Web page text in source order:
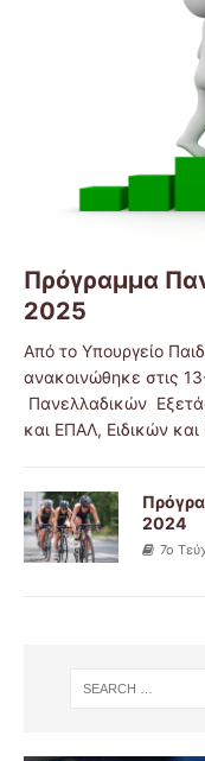
Πρόγραμμα
2025
Από το Υπουργείο
ανακοινώθηκε στις
Πανελλαδικών
και ΕΠΑΛ, Ειδικών
2024
7ο